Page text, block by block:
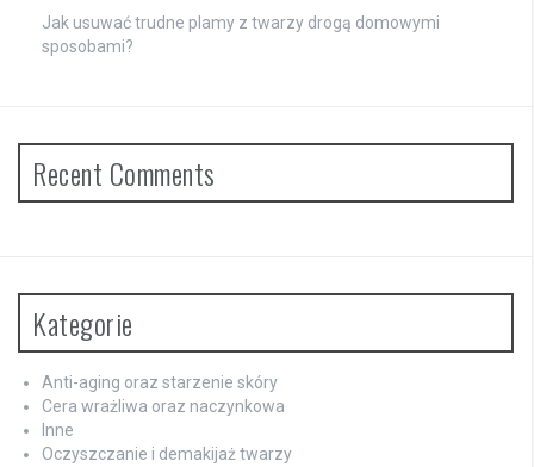
Jak usuwać trudne plamy z twarzy drogą domowymi
sposobami?
Recent Comments
Kategorie
Anti-aging oraz starzenie skóry
Cera wrażliwa oraz naczynkowa
Inne
Oczyszczanie i demakijaż twarzy